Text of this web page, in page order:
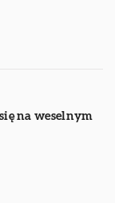
na weselnym